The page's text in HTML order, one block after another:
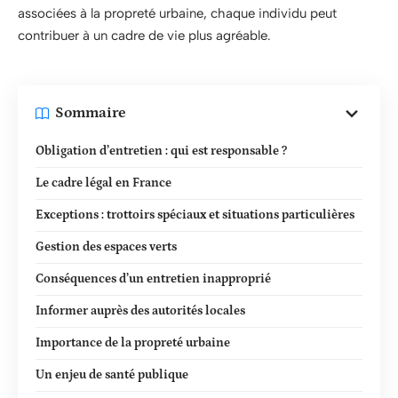
associées à la propreté urbaine, chaque individu peut
contribuer à un cadre de vie plus agréable.
Sommaire
Obligation d’entretien : qui est responsable ?
Le cadre légal en France
Exceptions : trottoirs spéciaux et situations particulières
Gestion des espaces verts
Conséquences d’un entretien inapproprié
Informer auprès des autorités locales
Importance de la propreté urbaine
Un enjeu de santé publique